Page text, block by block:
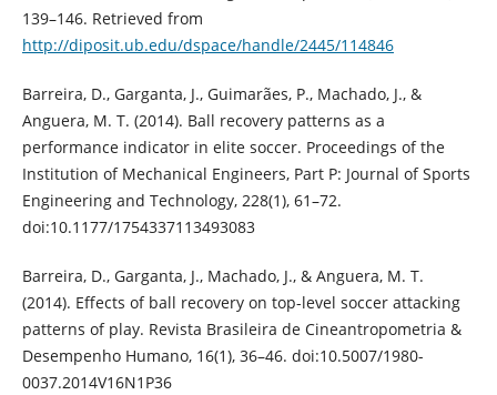
139–146. Retrieved from
http://diposit.ub.edu/dspace/handle/2445/114846
Barreira, D., Garganta, J., Guimarães, P., Machado, J., &
Anguera, M. T. (2014). Ball recovery patterns as a
performance indicator in elite soccer. Proceedings of the
Institution of Mechanical Engineers, Part P: Journal of Sports
Engineering and Technology, 228(1), 61–72.
doi:10.1177/1754337113493083
Barreira, D., Garganta, J., Machado, J., & Anguera, M. T.
(2014). Effects of ball recovery on top-level soccer attacking
patterns of play. Revista Brasileira de Cineantropometria &
Desempenho Humano, 16(1), 36–46. doi:10.5007/1980-
0037.2014V16N1P36